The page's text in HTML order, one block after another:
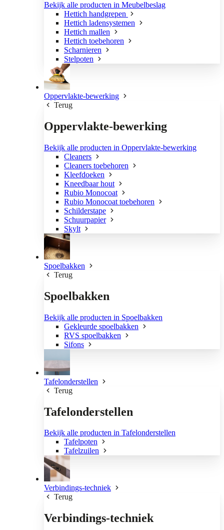
Bekijk alle producten in Meubelbeslag
Hettich handgrepen
Hettich ladensystemen
Hettich mallen
Hettich toebehoren
Scharnieren
Stelpoten
Oppervlakte-bewerking
Terug
Oppervlakte-bewerking
Bekijk alle producten in Oppervlakte-bewerking
Cleaners
Cleaners toebehoren
Kleefdoeken
Kneedbaar hout
Rubio Monocoat
Rubio Monocoat toebehoren
Schilderstape
Schuurpapier
Skylt
Spoelbakken
Terug
Spoelbakken
Bekijk alle producten in Spoelbakken
Gekleurde spoelbakken
RVS spoelbakken
Sifons
Tafelonderstellen
Terug
Tafelonderstellen
Bekijk alle producten in Tafelonderstellen
Tafelpoten
Tafelzuilen
Verbindings-techniek
Terug
Verbindings-techniek